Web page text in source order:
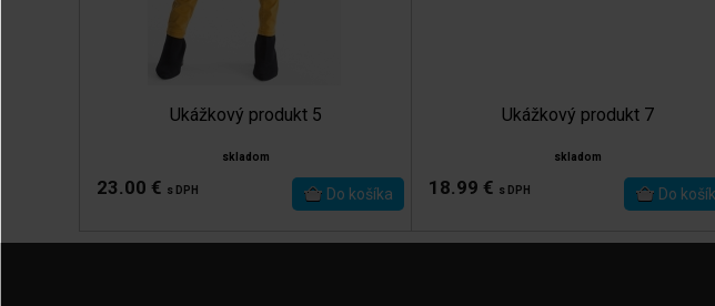
Ukážkový produkt 5
skladom
23.00 € s DPH
Ukážkový produkt 7
skladom
18.99 € s DPH